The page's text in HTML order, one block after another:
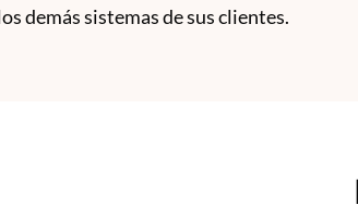
demás sistemas de sus clientes.